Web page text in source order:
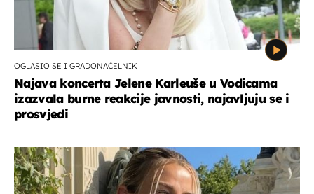
OGLASIO SE I GRADONAČELNIK
Najava koncerta Jelene Karleuše u Vodicama
izazvala burne reakcije javnosti, najavljuju se i
prosvjedi